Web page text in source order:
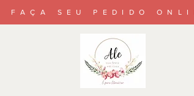
FAÇA SEU PEDIDO